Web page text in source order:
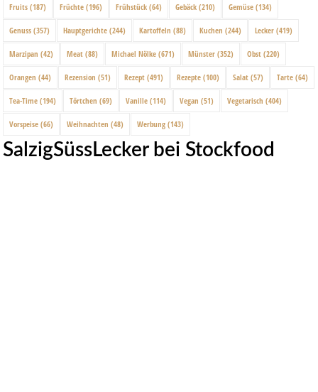
Fruits (187) Früchte (196) Frühstück (64) Gebäck (210) Gemüse (134)
Genuss (357) Hauptgerichte (244) Kartoffeln (88) Kuchen (244) Lecker (419)
Marzipan (42) Meat (88) Michael Nölke (671) Münster (352) Obst (220)
Orangen (44) Rezension (51) Rezept (491) Rezepte (100) Salat (57) Tarte (64)
Tea-Time (194) Törtchen (69) Vanille (114) Vegan (51) Vegetarisch (404)
Vorspeise (66) Weihnachten (48) Werbung (143)
SalzigSüssLecker bei Stockfood